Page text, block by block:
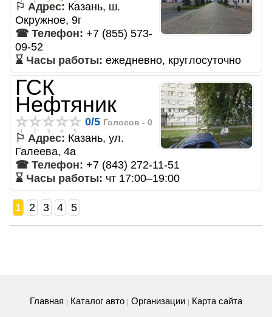
⚐ Адрес: Казань, ш.
Окружное, 9г
☎ Телефон: +7 (855) 573-
09-52
⌛ Часы работы: ежедневно, круглосуточно
ГСК
Нефтяник
0/5 Голосов - 0
⚐ Адрес: Казань, ул.
Галеева, 4а
☎ Телефон: +7 (843) 272-11-51
⌛ Часы работы: чт 17:00–19:00
1 2 3 4 5
Главная Каталог авто Организации Карта сайта